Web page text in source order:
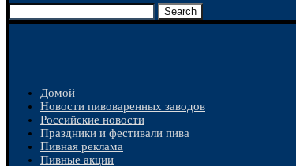
Search
Домой
Новости пивоваренных заводов
Российские новости
Праздники и фестивали пива
Пивная реклама
Пивные акции